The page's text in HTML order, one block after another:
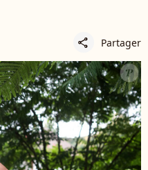
share Partager